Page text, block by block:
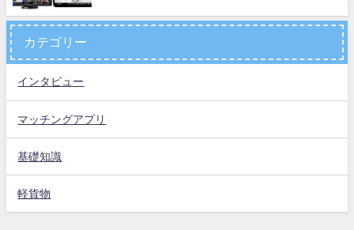
カテゴリー
インタビュー
マッチングアプリ
基礎知識
軽貨物